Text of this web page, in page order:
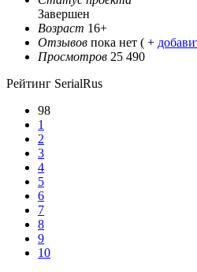
Завершен
Возраст 16+
Отзывов пока нет ( +
Просмотров 25 490
Рейтинг SerialRus
98
1
2
3
4
5
6
7
8
9
10